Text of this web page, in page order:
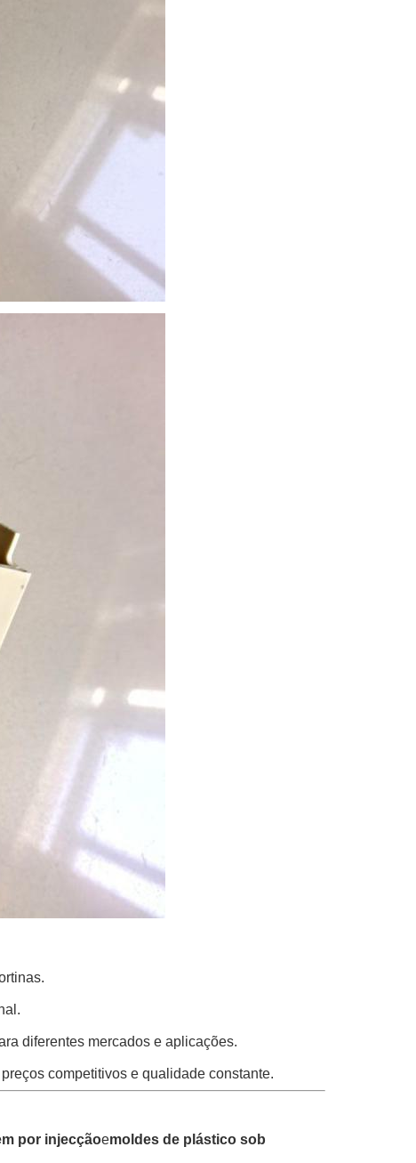
diferentes mercados e aplicações.
competitivos e qualidade constante.
por injecçãoemoldes de plástico sob